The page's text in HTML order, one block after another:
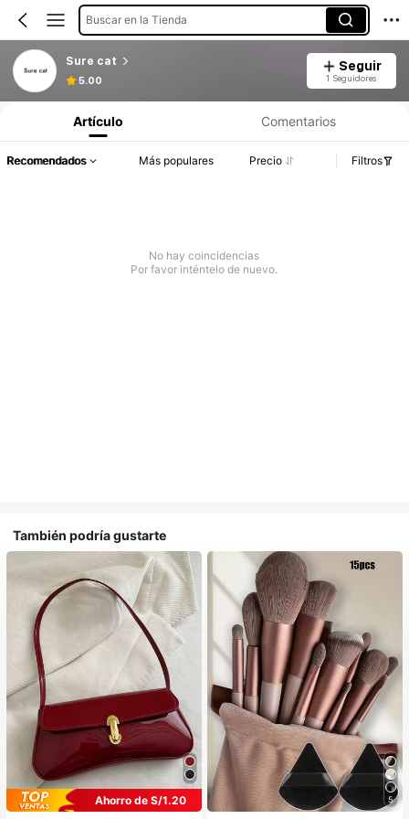
Buscar en la Tienda
Sure cat
5.00
Seguir
1 Seguidores
Artículo Comentarios
Recomendados Más populares Precio Filtros
No hay coincidencias
Por favor inténtelo de nuevo.
También podría gustarte
Ahorro de S/1.20
5